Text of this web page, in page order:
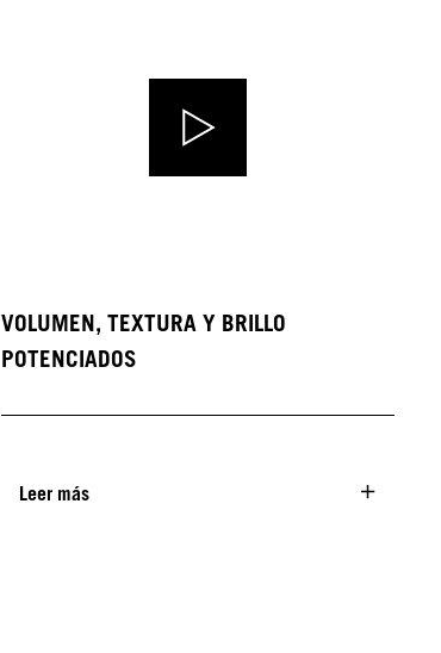
VOLUMEN, TEXTURA Y BRILLO
POTENCIADOS
Leer más